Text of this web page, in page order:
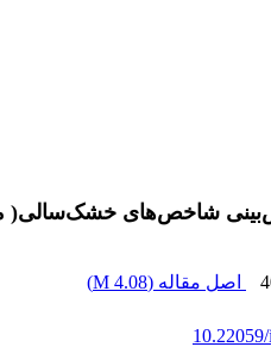
شاخص‌های
اصل مقاله (4.08 M
)